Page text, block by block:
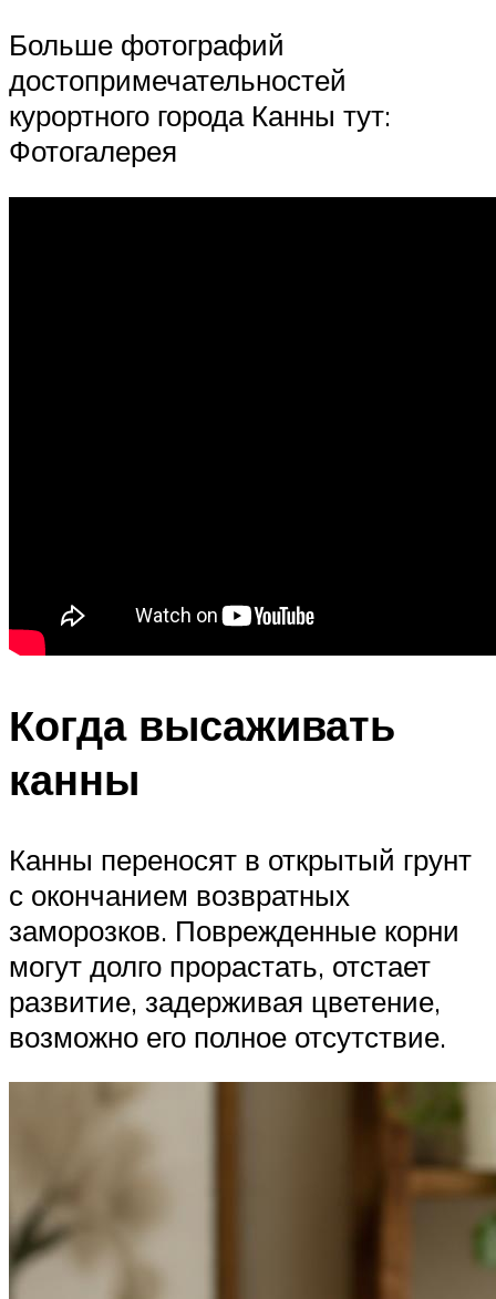
Больше фотографий
достопримечательностей
курортного города Канны тут:
Фотогалерея
Когда высаживать
канны
Канны переносят в открытый грунт
с окончанием возвратных
заморозков. Поврежденные корни
могут долго прорастать, отстает
развитие, задерживая цветение,
возможно его полное отсутствие.